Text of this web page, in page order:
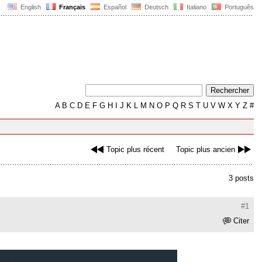
English Français Español Deutsch Italiano Português
AB C D E F G H J K L M N O P Q R S T U V W X Y Z #
Topic plus récent Topic plus ancien
3 posts
#1
Citer